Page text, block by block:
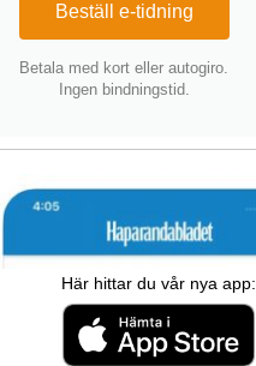
Beställ e-tidning
Betala med kort eller autogiro.
Ingen bindningstid.
Här hittar du vår nya app: